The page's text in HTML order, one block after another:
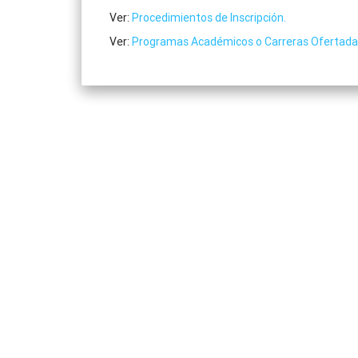
Ver: Procedimientos de Inscripción.
Ver: Programas Académicos o Carreras